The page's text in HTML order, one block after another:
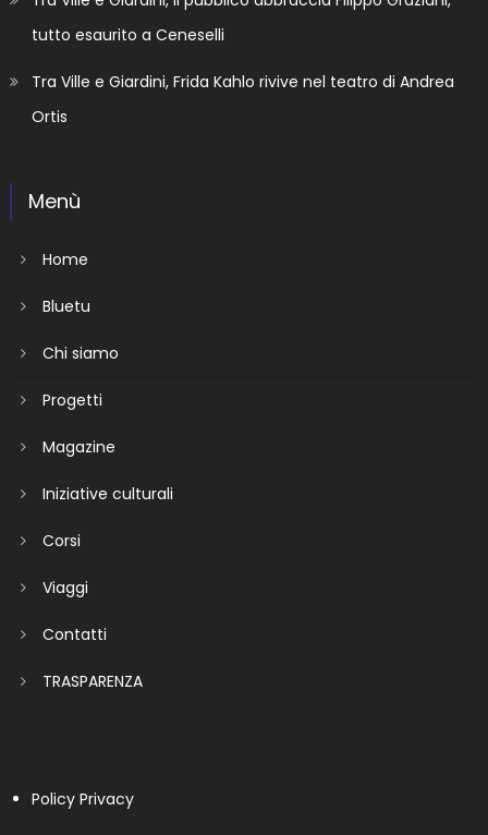
tutto esaurito a Ceneselli
Tra Ville e Giardini, Frida Kahlo rivive nel teatro di Andrea
Ortis
Menù
Home
Bluetu
Chi siamo
Progetti
Magazine
Iniziative culturali
Corsi
Viaggi
Contatti
TRASPARENZA
Policy Privacy